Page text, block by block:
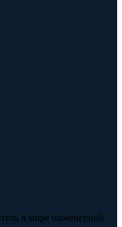
в мире инженерной